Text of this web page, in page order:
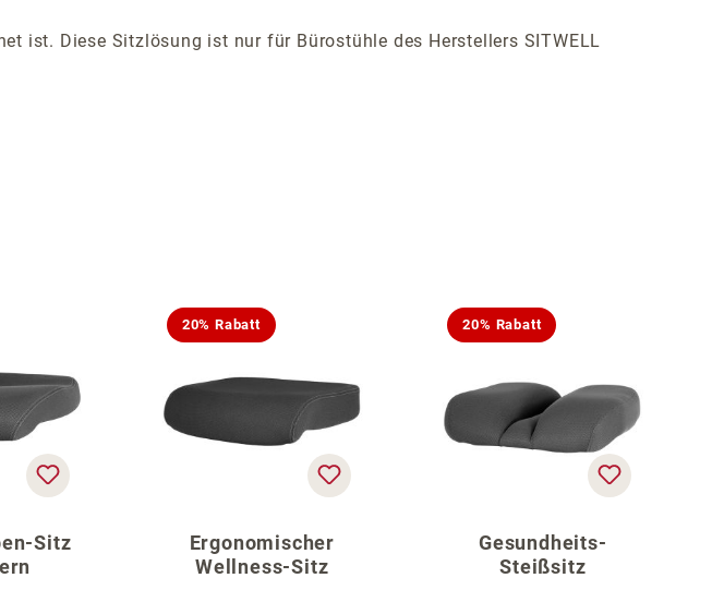
ist. Diese Sitzlösung ist nur für Bürostühle des Herstellers SITWELL
Sitz
20% Rabatt
Ergonomischer
Wellness-Sitz
20% Rabatt
Gesundheits-
Steißsitz